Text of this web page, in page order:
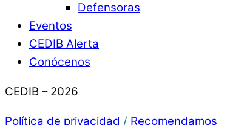
Defensoras
Eventos
CEDIB Alerta
Conócenos
CEDIB – 2026
Política de privacidad / Recomendamos